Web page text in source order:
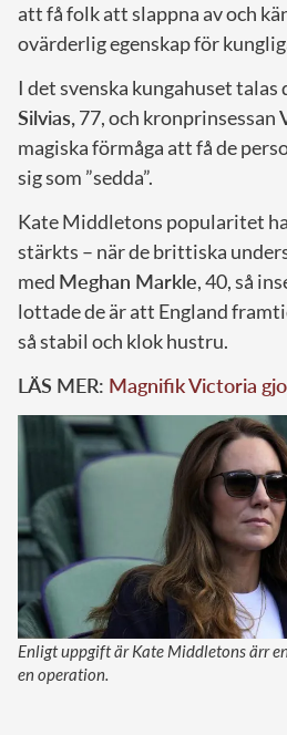
att få folk att slappna av och
ovärderlig egenskap för
I det svenska kungahuset
Silvias,77, och kronprinsessan
magiska förmåga att få de
sig som ”sedda”.
Kate Middletons popularitet
stärkts – när de brittiska
med Meghan Markle, 40, så
lottade de är att England
så stabil och klok hustru.
LÄS MER: Magnifik Victoria
Enligt uppgift är Kate Middletons ärr
en operation.